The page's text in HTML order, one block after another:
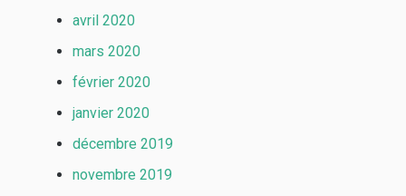
avril 2020
mars 2020
février 2020
janvier 2020
décembre 2019
novembre 2019